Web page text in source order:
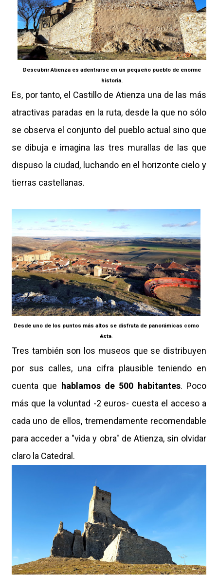
Descubrir Atienza es adentrarse en un pequeño pueblo de enorme
historia.
Es, por tanto, el Castillo de Atienza una de las más
atractivas paradas en la ruta, desde la que no sólo
se observa el conjunto del pueblo actual sino que
se dibuja e imagina las tres murallas de las que
dispuso la ciudad, luchando en el horizonte cielo y
tierras castellanas.
Desde uno de los puntos más altos se disfruta de panorámicas como
ésta.
Tres también son los museos que se distribuyen
por sus calles, una cifra plausible teniendo en
cuenta que
hablamos de 500 habitantes. Poco
más que la voluntad -2 euros- cuesta el acceso a
cada uno de ellos, tremendamente recomendable
para acceder a "vida y obra" de Atienza, sin olvidar
claro la Catedral.